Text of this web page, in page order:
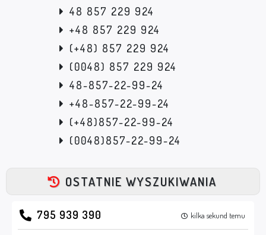
48 857 229 924
+48 857 229 924
(+48) 857 229 924
(0048) 857 229 924
48-857-22-99-24
+48-857-22-99-24
(+48)857-22-99-24
(0048)857-22-99-24
OSTATNIE WYSZUKIWANIA
795 939 390 kilka sekund temu